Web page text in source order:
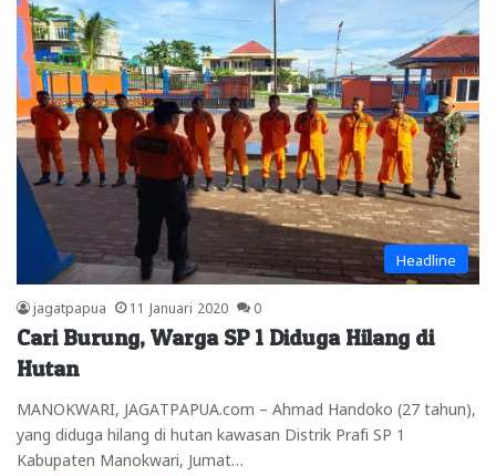
Headline
jagatpapua 11 Januari 2020 0
Cari Burung, Warga SP 1 Diduga Hilang di
Hutan
MANOKWARI, JAGATPAPUA.com – Ahmad Handoko (27 tahun),
yang diduga hilang di hutan kawasan Distrik Prafi SP 1
Kabupaten Manokwari, Jumat…